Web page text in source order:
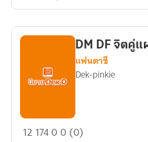
ยม
DM
DM DF จิตคู่
แฟนตาซี
Dek-pinkie
12 17400 (0)